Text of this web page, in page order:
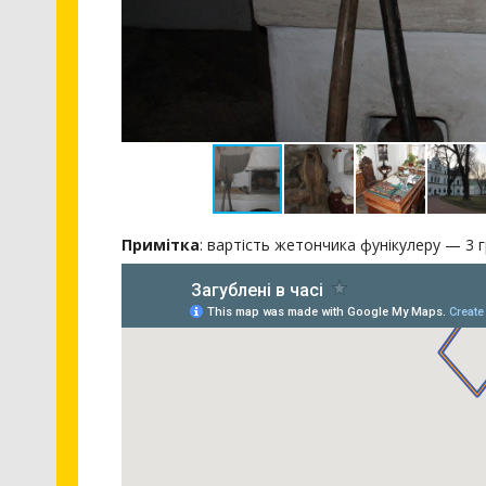
Примітка: вартість жетончика фунікулеру — 3